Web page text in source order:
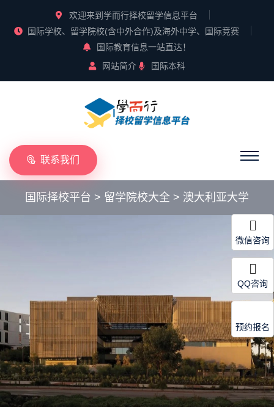
欢迎来到学而行择校留学信息平台
国际学校、留学院校(含中外合作)及海外中学、国际竞赛
国际教育信息一站直达！
网站简介
国际本科
联系我们
国际择校平台 > 留学院校大全 > 澳大利亚大学
微信咨询
QQ咨询
预约报名